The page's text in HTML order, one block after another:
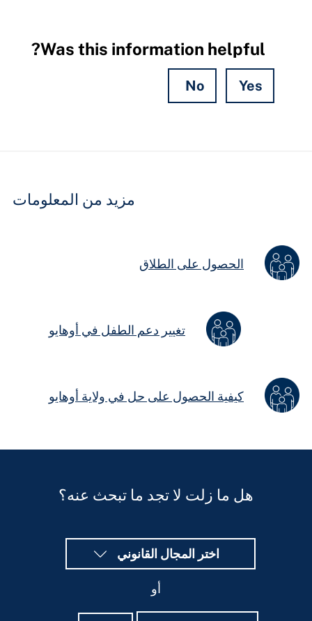
Was this information helpful?
Yes
No
مزيد من المعلومات
الحصول على الطلاق
تغيير دعم الطفل في أوهايو
كيفية الحصول على حل في ولاية أوهايو
هل ما زلت لا تجد ما تبحث عنه؟
اختر المجال القانوني
أو